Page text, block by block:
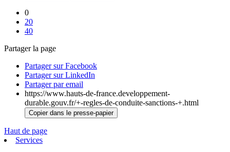
0
20
40
Partager la page
Partager sur Facebook
Partager sur LinkedIn
Partager par email
https://www.hauts-de-france.developpement-
durable.gouv.fr/+-regles-de-conduite-sanctions-+.html
Copier dans le presse-papier
Haut de page
Services